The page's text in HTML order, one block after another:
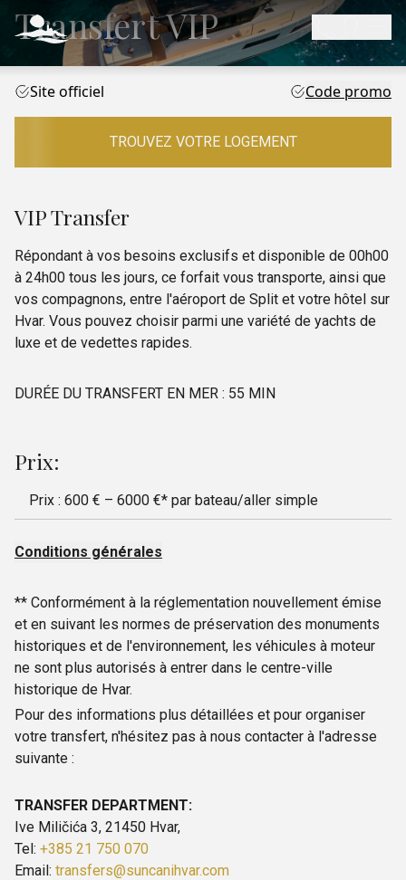
Transfert VIP
Site officiel Code promo
TROUVEZ VOTRE LOGEMENT
VIP Transfer
Répondant à vos besoins exclusifs et disponible de 00h00
à 24h00 tous les jours, ce forfait vous transporte, ainsi que
vos compagnons, entre l'aéroport de Split et votre hôtel sur
Hvar. Vous pouvez choisir parmi une variété de yachts de
luxe et de vedettes rapides.
DURÉE DU TRANSFERT EN MER : 55 MIN
Prix:
Prix : 600 € – 6000 €* par bateau/aller simple
Conditions générales
** Conformément à la réglementation nouvellement émise
et en suivant les normes de préservation des monuments
historiques et de l'environnement, les véhicules à moteur
ne sont plus autorisés à entrer dans le centre-ville
historique de Hvar.
Pour des informations plus détaillées et pour organiser
votre transfert, n'hésitez pas à nous contacter à l'adresse
suivante :
TRANSFER DEPARTMENT:
Ive Miličića 3, 21450 Hvar,
Tel: +385 21 750 070
Email: transfers@suncanihvar.com